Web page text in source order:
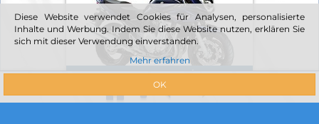
GSF 1250 S Bandit / 2008.
Diese Website verwendet Cookies für Analysen, personalisierte
Inhalte und Werbung. Indem Sie diese Website nutzen, erklären Sie
sich mit dieser Verwendung einverstanden.
Mehr erfahren
OK